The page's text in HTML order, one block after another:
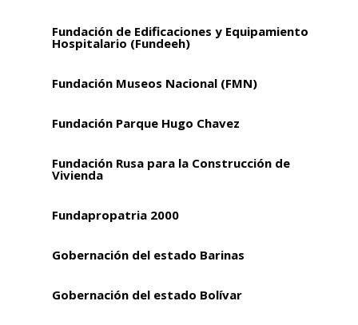
Fundación de Edificaciones y Equipamiento
Hospitalario (Fundeeh)
Fundación Museos Nacional (FMN)
Fundación Parque Hugo Chavez
Fundación Rusa para la Construcción de
Vivienda
Fundapropatria 2000
Gobernación del estado Barinas
Gobernación del estado Bolívar